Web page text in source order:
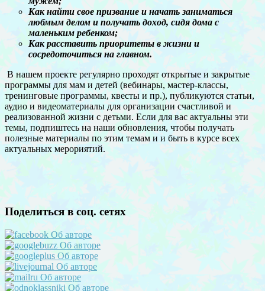
Как найти свое призвание и начать заниматься
любмым делом и получать доход, сидя дома с
маленьким ребенком;
Как расставить приоритеты в жизни и
сосредоточиться на главном.
В нашем проекте регулярно проходят открытые и закрытые
программы для мам и детей (вебинары, мастер-классы,
тренинговые программы, квесты и пр.), публикуются статьи,
аудио и видеоматериалы для организации счастливой и
реализованной жизни с детьми. Если для вас актуальны эти
темы, подпиштесь на наши обновления, чтобы получать
полезные материалы по этим темам и и быть в курсе всех
актуальных мерориятий.
Поделиться в соц. сетях